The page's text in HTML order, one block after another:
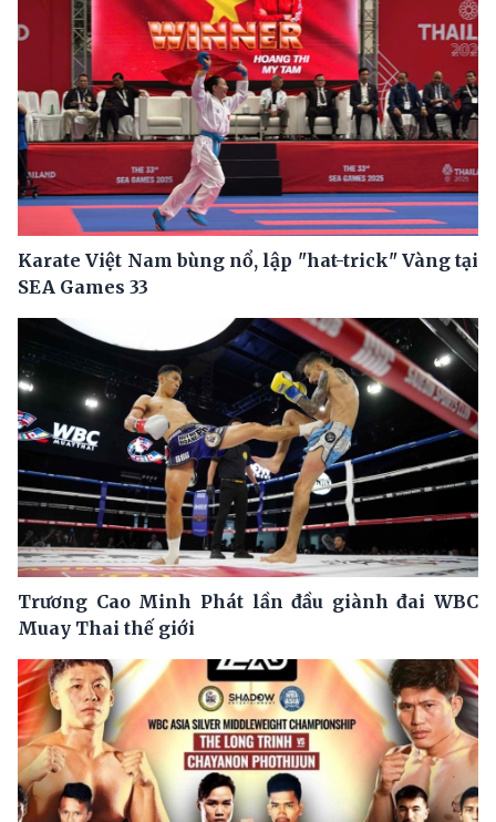
Karate Việt Nam bùng nổ, lập "hat-trick" Vàng tại
SEA Games 33
Trương Cao Minh Phát lần đầu giành đai WBC
Muay Thai thế giới